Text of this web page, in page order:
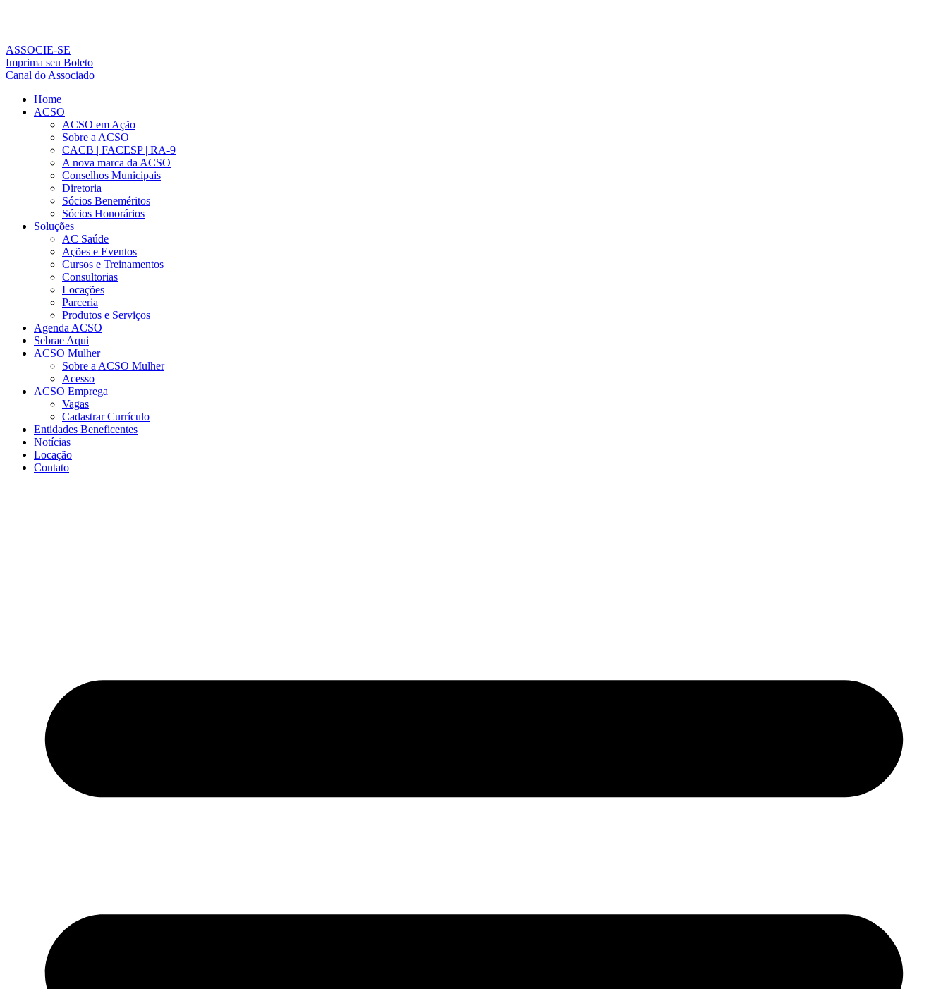
conteúdo
ASSOCIE-SE
Imprima seu Boleto
Canal do Associado
Home
ACSO
ACSO em Ação
Sobre a ACSO
CACB | FACESP | RA-9
A nova marca da ACSO
Conselhos Municipais
Diretoria
Sócios Beneméritos
Sócios Honorários
Soluções
AC Saúde
Ações e Eventos
Cursos e Treinamentos
Consultorias
Locações
Parceria
Produtos e Serviços
Agenda ACSO
Sebrae Aqui
ACSO Mulher
Sobre a ACSO Mulher
Acesso
ACSO Emprega
Vagas
Cadastrar Currículo
Entidades Beneficentes
Notícias
Locação
Contato